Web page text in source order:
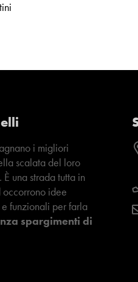
i migliori
scalata del loro
È una strada tutta in
occorrono idee
funzionali per farla
spargimenti di